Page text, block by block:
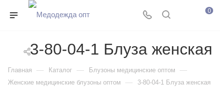
0
3-80-04-1 Блуза женcкая
Главная — Каталог — Блузоны медицинские оптом —
Женские медицинские блузоны оптом — 3-80-04-1 Блуза женcкая